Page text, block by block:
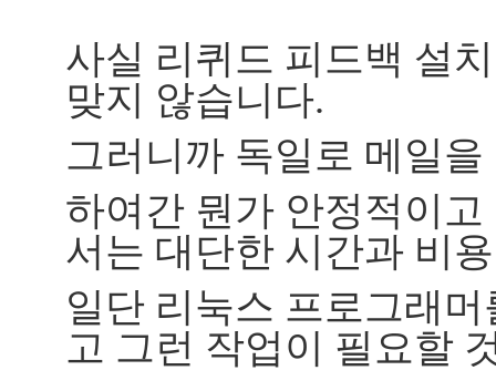
사실 리퀴드 피드백 설
맞지 않습니다.
그러니까 독일로 메일
하여간 뭔가 안정적이
서는 대단한 시간과 비
일단 리눅스 프로그래
고 그런 작업이 필요할